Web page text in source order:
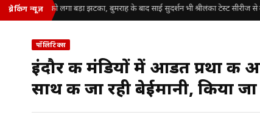
ब्रेकिंग न्यूज़
क्रिकेट टीम को लगा बड़ा झटका, बुमराह के बाद साई सुदर्शन भी श्रीलंका टेस्ट सीरीज से
पॉलिटिक्स
इंदौर की मंडियों में आडत प्रथा
साथ की जा रही बेईमानी, किया